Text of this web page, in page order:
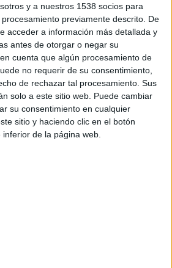
y a nuestros 1538 socios para
previamente descrito. De
acceder a información más detallada y
antes de otorgar o negar su
cuenta que algún procesamiento de
no requerir de su consentimiento,
de rechazar tal procesamiento. Sus
solo a este sitio web. Puede cambiar
su consentimiento en cualquier
sitio y haciendo clic en el botón
de la página web.
League
19 (M175 O447)
3 (M62 O118)